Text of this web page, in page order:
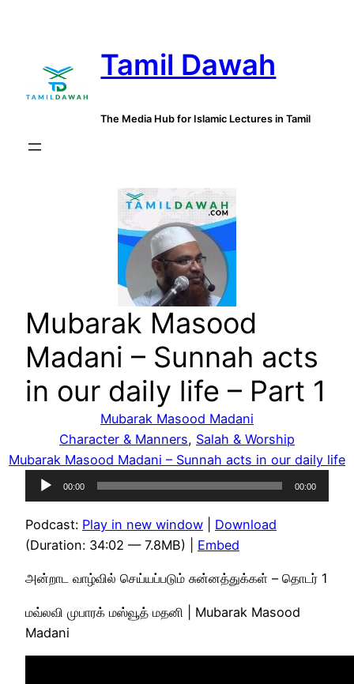
Tamil Dawah
The Media Hub for Islamic Lectures in Tamil
Mubarak Masood
Madani – Sunnah acts
in our daily life – Part 1
Mubarak Masood Madani
Character & Manners, Salah & Worship
Mubarak Masood Madani – Sunnah acts in our daily life
Audio
Player
00:00 00:00
Podcast: Play in new window
Download
(Duration: 34:02 — 7.8MB) | Embed
அன்றாட வாழ்வில் செய்யப்படும் சுன்னத்துக்கள் – தொடர் 1
மவ்லவி முபாரக் மஸ்வூத் மதனி | Mubarak Masood
Madani